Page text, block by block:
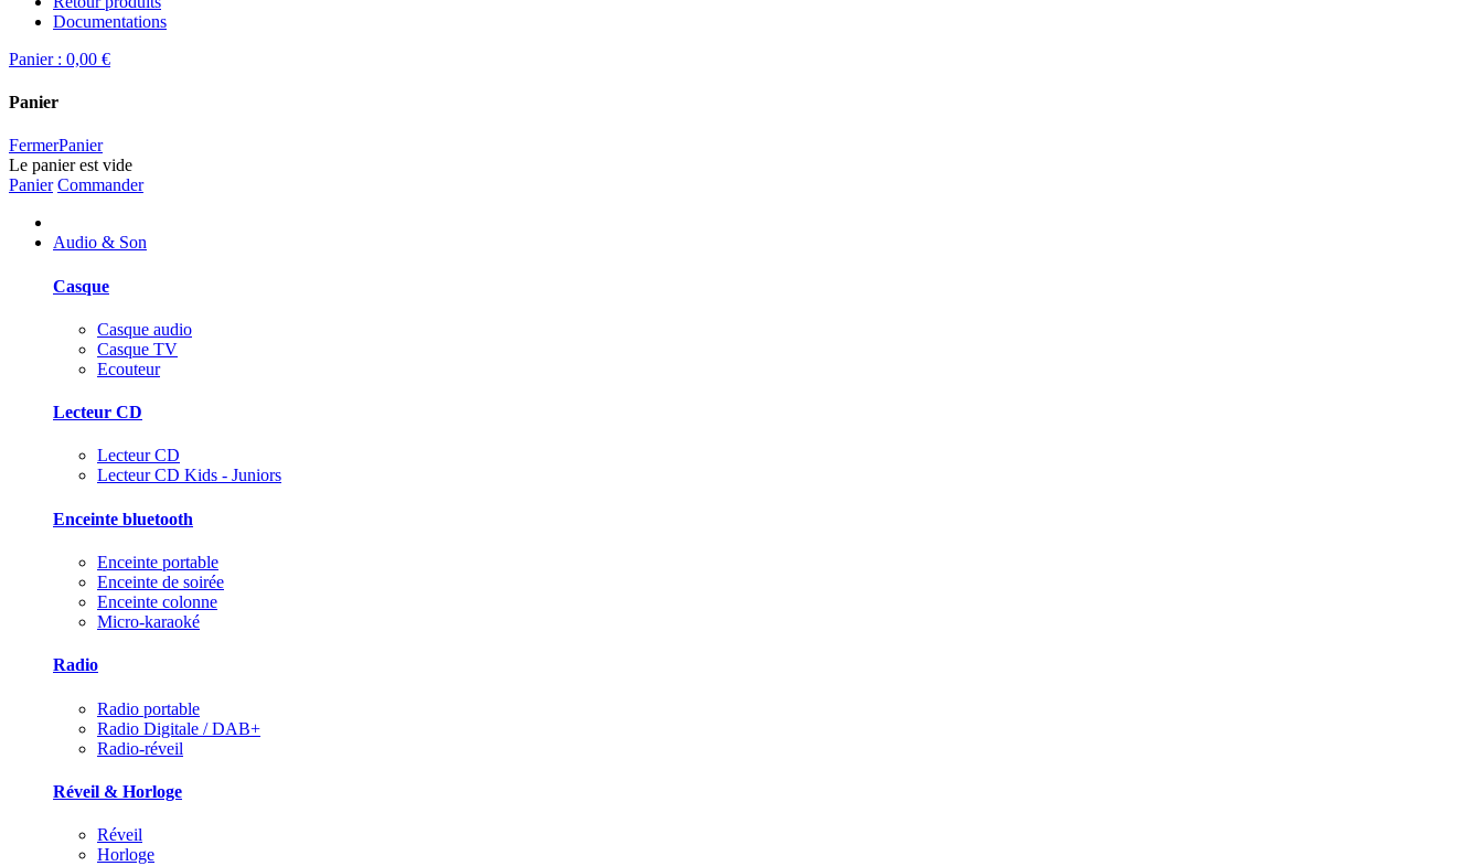
Documentations
Panier : 0,00 €
Panier
FermerPanier
Le panier est vide
Panier Commander
Audio & Son
Casque
Casque audio
Casque TV
Ecouteur
Lecteur CD
Lecteur CD
Lecteur CD Kids - Juniors
Enceinte bluetooth
Enceinte portable
Enceinte de soirée
Enceinte colonne
Micro-karaoké
Radio
Radio portable
Radio Digitale / DAB+
Radio-réveil
Réveil & Horloge
Réveil
Horloge